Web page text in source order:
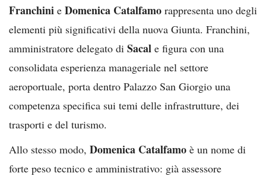
Franchini e Domenica Catalfamo rappresenta uno degli
elementi più significativi della nuova Giunta. Franchini,
amministratore delegato di Sacal e figura con una
consolidata esperienza manageriale nel settore
aeroportuale, porta dentro Palazzo San Giorgio una
competenza specifica sui temi delle infrastrutture, dei
trasporti e del turismo.
Allo stesso modo, Domenica Catalfamo è un nome di
forte peso tecnico e amministrativo: già assessore